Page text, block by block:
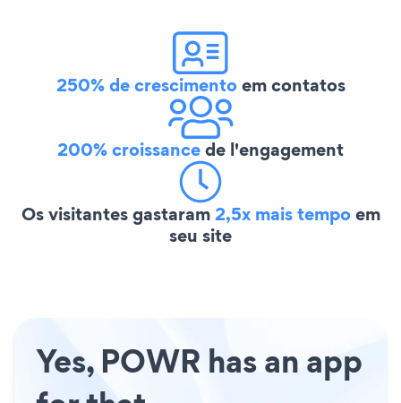
250% de crescimentoem contatos
200% croissancede l'engagement
Os visitantes gastaram2,5x mais tempoem
seu site
Yes, POWR has an app